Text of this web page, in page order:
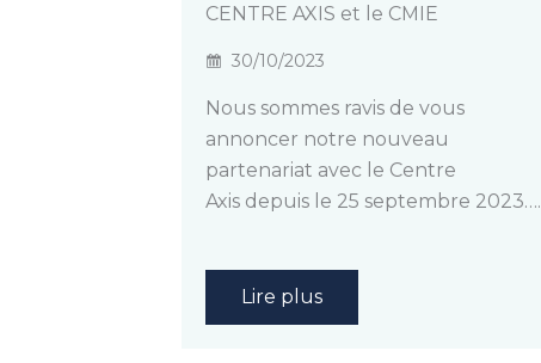
CENTRE AXIS et le CMIE
30/10/2023
Nous sommes ravis de vous
annoncer notre nouveau
partenariat avec le Centre
Axis depuis le 25 septembre 2023….
Lire plus